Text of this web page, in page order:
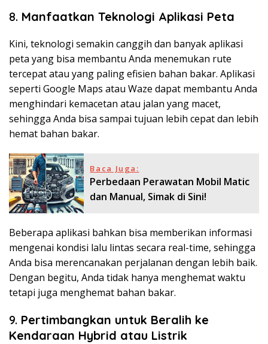
8. Manfaatkan Teknologi Aplikasi Peta
Kini, teknologi semakin canggih dan banyak aplikasi
peta yang bisa membantu Anda menemukan rute
tercepat atau yang paling efisien bahan bakar. Aplikasi
seperti Google Maps atau Waze dapat membantu Anda
menghindari kemacetan atau jalan yang macet,
sehingga Anda bisa sampai tujuan lebih cepat dan lebih
hemat bahan bakar.
Baca Juga:
Perbedaan Perawatan Mobil Matic
dan Manual, Simak di Sini!
Beberapa aplikasi bahkan bisa memberikan informasi
mengenai kondisi lalu lintas secara real-time, sehingga
Anda bisa merencanakan perjalanan dengan lebih baik.
Dengan begitu, Anda tidak hanya menghemat waktu
tetapi juga menghemat bahan bakar.
9. Pertimbangkan untuk Beralih ke
Kendaraan Hybrid atau Listrik